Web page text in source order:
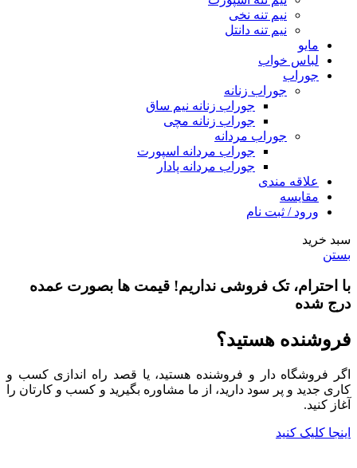
نیم تنه نخی
نیم تنه دانتل
مایو
لباس خواب
جوراب
جوراب زنانه
جوراب زنانه نیم ساق
جوراب زنانه مچی
جوراب مردانه
جوراب مردانه اسپورت
جوراب مردانه پادار
علاقه مندی
مقایسه
ورود / ثبت نام
سبد خرید
بستن
با احترام، تک فروشی نداریم! قیمت ها بصورت عمده
درج شده
فروشنده هستید؟
اگر فروشگاه دار و فروشنده هستید، یا قصد راه اندازی کسب و
کاری جدید و پر سود دارید، از ما مشاوره بگیرید و کسب و کارتان را
آغاز کنید.
اینجا کلیک کنید